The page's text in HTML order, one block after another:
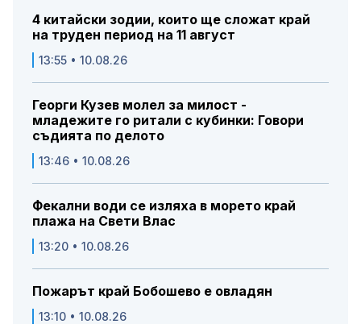
4 китайски зодии, които ще сложат край
на труден период на 11 август
13:55 • 10.08.26
Георги Кузев молел за милост -
младежите го ритали с кубинки: Говори
съдията по делото
13:46 • 10.08.26
Фекални води се изляха в морето край
плажа на Свети Влас
13:20 • 10.08.26
Пожарът край Бобошево е овладян
13:10 • 10.08.26